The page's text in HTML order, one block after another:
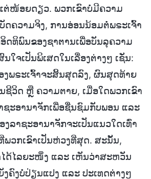
ຕ່ໜ້ອຍດຽວ. ພວກເຂົາບໍ່ມີຄວາມ
ດຄວາມຈິງ, ການອ່ອນນ້ອມຕໍ່ພຣະເຈົ້າ
ທິພົນຂອງຊາຕານເພື່ອບັນລຸຄວາມ
ໃຈເປັນພິເສດໃນເລື່ອງຕ່າງໆ ເຊັ່ນ:
ງພຣະເຈົ້າຈະສິ້ນສຸດລົງ, ຜົນສຸດທ້າຍ
ຊີວິດ ຫຼື ຄວາມຕາຍ, ເມື່ອໃດພວກເຂົາ
ຊະອານາຈັກເພື່ອຊື່ນຊົມກັບພອນ ແລະ
ລາຊະອານາຈັກຈະເປັນແນວໃດເທົ່າ
ພວກເຂົາເປັນຫ່ວງທີ່ສຸດ. ສະນັ້ນ,
ດ້ໄລຍະໜຶ່ງ ແລະ ເຫັນວ່າສະຫວັນ
ຄົງບໍ່ປ່ຽນແປງ ແລະ ປະເທດຕ່າງໆ